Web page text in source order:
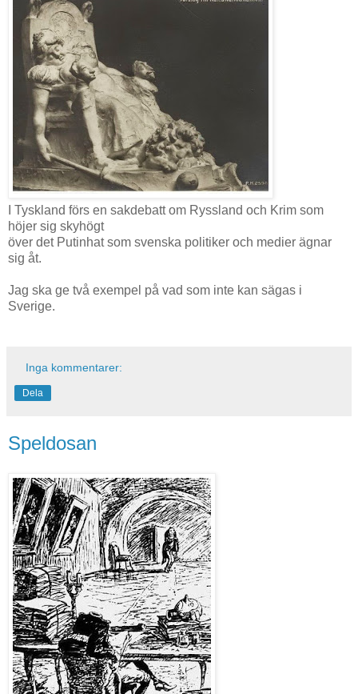
I Tyskland förs en sakdebatt om Ryssland och Krim som
höjer sig skyhögt
över det Putinhat som svenska politiker och medier ägnar
sig åt.
Jag ska ge två exempel på vad som inte kan sägas i
Sverige.
Inga kommentarer:
Dela
Speldosan